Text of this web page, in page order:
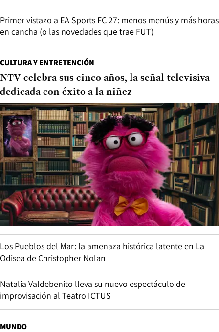
Primer vistazo a EA Sports FC 27: menos menús y más horas
en cancha (o las novedades que trae FUT)
CULTURA Y ENTRETENCIÓN
NTV celebra sus cinco años, la señal televisiva
dedicada con éxito a la niñez
Los Pueblos del Mar: la amenaza histórica latente en La
Odisea de Christopher Nolan
Natalia Valdebenito lleva su nuevo espectáculo de
improvisación al Teatro ICTUS
MUNDO